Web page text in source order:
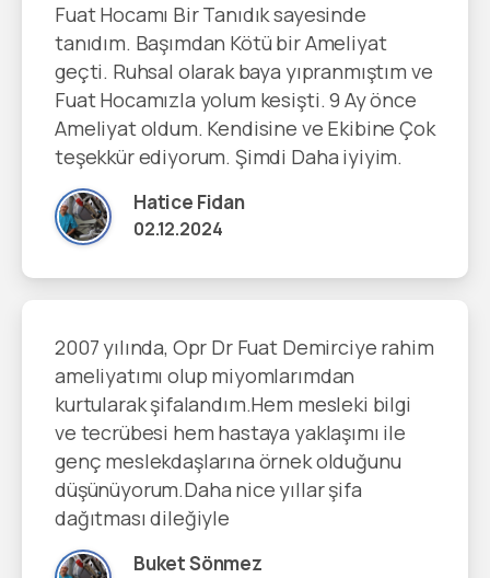
Fuat Hocamı Bir Tanıdık sayesinde
tanıdım. Başımdan Kötü bir Ameliyat
geçti. Ruhsal olarak baya yıpranmıştım ve
Fuat Hocamızla yolum kesişti. 9 Ay önce
Ameliyat oldum. Kendisine ve Ekibine Çok
teşekkür ediyorum. Şimdi Daha iyiyim.
Hatice Fidan
02.12.2024
2007 yılında, Opr Dr Fuat Demirciye rahim
ameliyatımı olup miyomlarımdan
kurtularak şifalandım.Hem mesleki bilgi
ve tecrübesi hem hastaya yaklaşımı ile
genç meslekdaşlarına örnek olduğunu
düşünüyorum.Daha nice yıllar şifa
dağıtması dileğiyle
Buket Sönmez